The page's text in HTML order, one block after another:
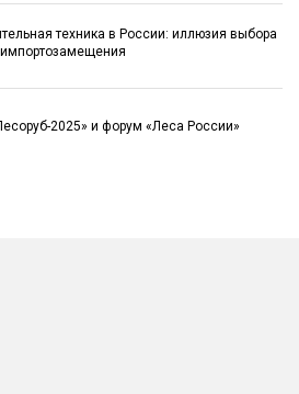
техника в России: иллюзия выбора
импортозамещения
2025» и форум «Леса России»